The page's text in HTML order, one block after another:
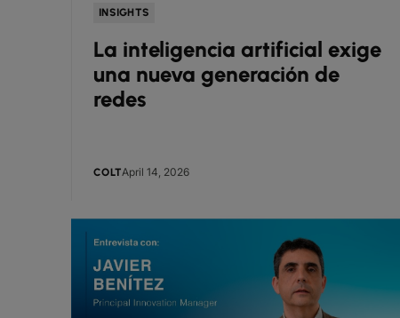
INSIGHTS
La inteligencia artificial exige
una nueva generación de
redes
COLTApril 14, 2026